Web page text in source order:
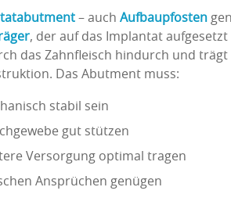
– auch Aufbaupfosten
, der auf das Implantat
das Zahnfleisch hindurch und
Das Abutment muss:
stabil sein
gut stützen
Versorgung optimal tragen
Ansprüchen genügen